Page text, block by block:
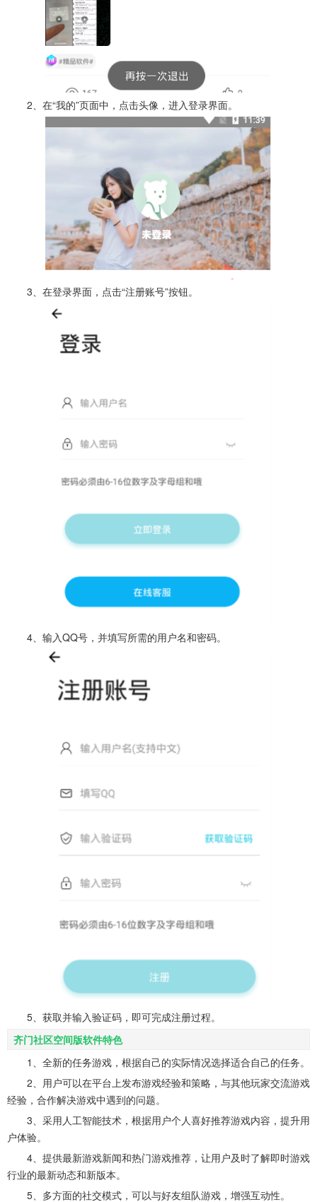
2、在“我的”页面中，点击头像，进入登录界面。
3、在登录界面，点击“注册账号”按钮。
4、输入QQ号，并填写所需的用户名和密码。
5、获取并输入验证码，即可完成注册过程。
齐门社区空间版软件特色
1、全新的任务游戏，根据自己的实际情况选择适合自己的任务。
2、用户可以在平台上发布游戏经验和策略，与其他玩家交流游戏
经验，合作解决游戏中遇到的问题。
3、采用人工智能技术，根据用户个人喜好推荐游戏内容，提升用
户体验。
4、提供最新游戏新闻和热门游戏推荐，让用户及时了解即时游戏
行业的最新动态和新版本。
5、多方面的社交模式，可以与好友组队游戏，增强互动性。